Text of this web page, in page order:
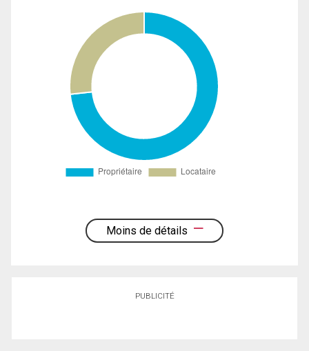
Moins de détails
PUBLICITÉ